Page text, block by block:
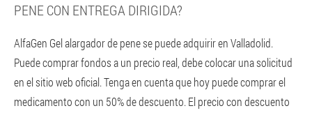
PENE CON ENTREGA DIRIGIDA?
AlfaGen Gel alargador de pene se puede adquirir en Valladolid.
Puede comprar fondos a un precio real, debe colocar una solicitud
en el sitio web oficial. Tenga en cuenta que hoy puede comprar el
medicamento con un 50% de descuento. El precio con descuento